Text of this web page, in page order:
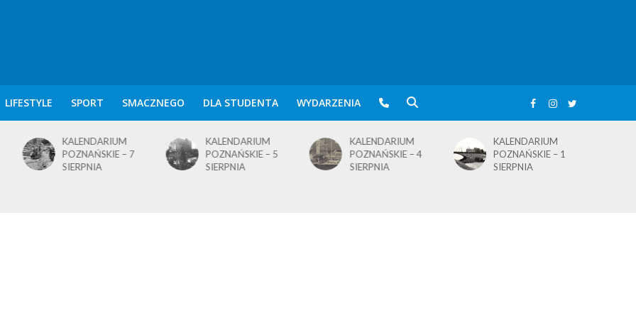
LIFESTYLE SPORT SMACZNEGO DLA STUDENTA WYDARZENIA
KALENDARIUM
POZNAŃSKIE – 7
SIERPNIA
KALENDARIUM
POZNAŃSKIE – 5
SIERPNIA
KALENDARIUM
POZNAŃSKIE – 4
SIERPNIA
KALENDARIUM
POZNAŃSKIE – 1
SIERPNIA